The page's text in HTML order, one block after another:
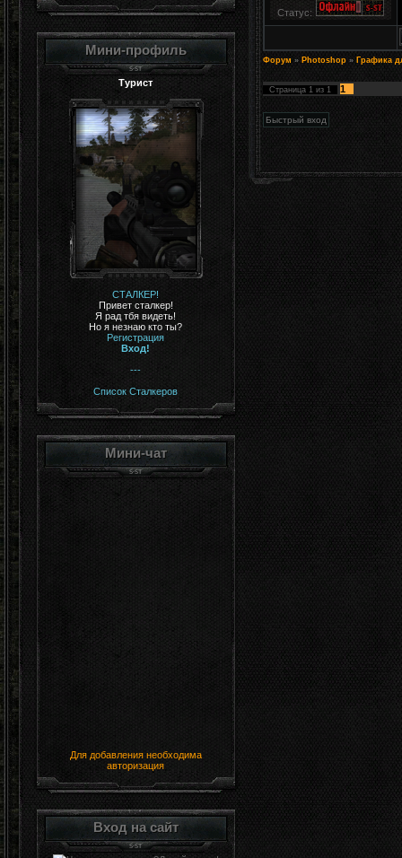
Мини-профиль
Турист
СТАЛКЕР!
Привет сталкер!
Я рад тбя видеть!
Но я незнаю кто ты?
Регистрация
Вход!
---
Список Сталкеров
Мини-чат
Для добавления необходима
авторизация
Вход на сайт
Статус:
Форум » Photoshop » Графика
Страница 1 из 1 1